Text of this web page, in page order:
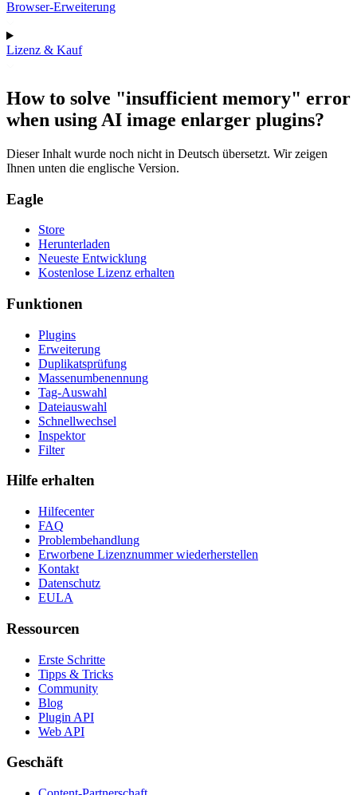
Browser-Erweiterung
Lizenz & Kauf
How to solve "insufficient memory" error
when using AI image enlarger plugins?
Dieser Inhalt wurde noch nicht in Deutsch übersetzt. Wir zeigen
Ihnen unten die englische Version.
Eagle
Store
Herunterladen
Neueste Entwicklung
Kostenlose Lizenz erhalten
Funktionen
Plugins
Erweiterung
Duplikatsprüfung
Massenumbenennung
Tag-Auswahl
Dateiauswahl
Schnellwechsel
Inspektor
Filter
Hilfe erhalten
Hilfecenter
FAQ
Problembehandlung
Erworbene Lizenznummer wiederherstellen
Kontakt
Datenschutz
EULA
Ressourcen
Erste Schritte
Tipps & Tricks
Community
Blog
Plugin API
Web API
Geschäft